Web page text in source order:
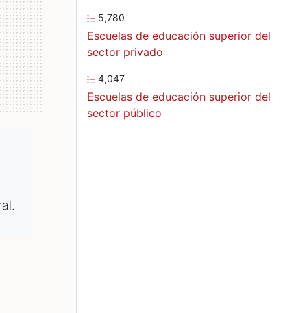
5,780
Escuelas de educación superior del
sector privado
4,047
Escuelas de educación superior del
sector público